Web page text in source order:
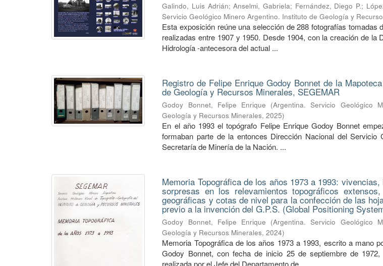
Galindo, Luis Adrián;Anselmi, Gabriela; Fernández, Diego P.;
Servicio Geológico Minero Argentino. Instituto de Geología y
Esta exposición reúne una selección de 288 fotografías tomadas
realizadas entre 1907 y 1950. Desde 1904, con la creación de la
Hidrología -antecesora del actual ...
Registro de Felipe Enrique Godoy Bonnet de la
de Geología y Recursos Minerales, SEGEMAR
Godoy Bonnet, Felipe Enrique (Argentina. Servicio Geológico
Geología y Recursos Minerales,2025)
En el año 1993 el topógrafo Felipe Enrique Godoy Bonnet
formaban parte de la entonces Dirección Nacional del Servicio
Secretaría de Minería de la Nación. ...
Memoria Topográfica de los años 1973 a 1993:
sorpresas en los relevamientos topográficos extensos,
geográficas y cotas de nivel para la confección de las
previo a la invención del G.P.S. (Global Positioning
Godoy Bonnet, Felipe Enrique (Argentina. Servicio Geológico
Geología y Recursos Minerales,2024)
Memoria Topográfica de los años 1973 a 1993, escrito a mano
Godoy Bonnet, con fecha de inicio 25 de septiembre de
realizada por el Jefe del Departamento de ...